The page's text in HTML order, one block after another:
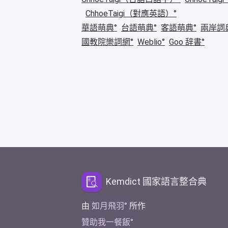
ChhoeTaigi（對應英語）
華語萌典
台語萌典 客語萌典
兩岸詞
國教院樂詞網
Weblio Goo 辞書
Kemdict 國家語言整合典
由 如月飛羽
所作
贊助我一餐飯